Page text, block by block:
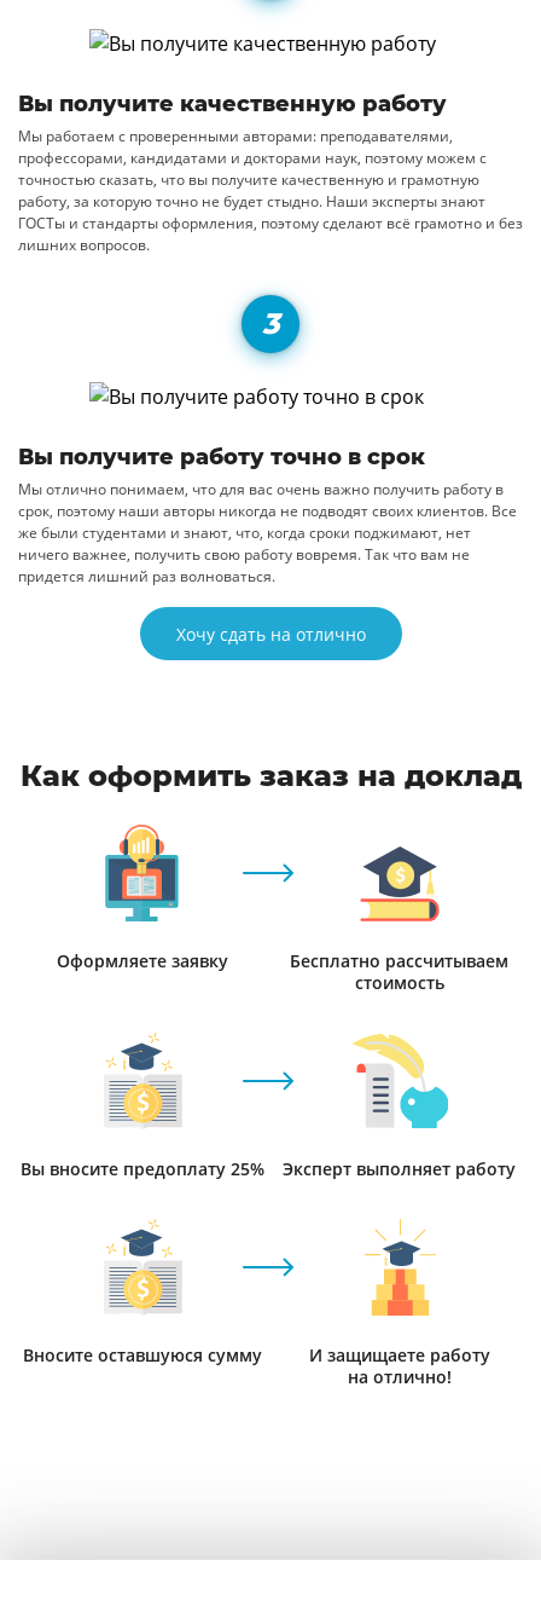
Вы получите качественную работу
Мы работаем с проверенными авторами: преподавателями,
профессорами, кандидатами и докторами наук, поэтому можем с
точностью сказать, что вы получите качественную и грамотную
работу, за которую точно не будет стыдно. Наши эксперты знают
ГОСТы и стандарты оформления, поэтому сделают всё грамотно и без
лишних вопросов.
Вы получите работу точно в срок
Мы отлично понимаем, что для вас очень важно получить работу в
срок, поэтому наши авторы никогда не подводят своих клиентов. Все
же были студентами и знают, что, когда сроки поджимают, нет
ничего важнее, получить свою работу вовремя. Так что вам не
придется лишний раз волноваться.
Хочу сдать на отлично
Как оформить заказ на доклад
Оформляете заявку
Бесплатно рассчитываем
стоимость
Вы вносите предоплату 25% Эксперт выполняет работу
Вносите оставшуюся сумму
И защищаете работу
на отлично!